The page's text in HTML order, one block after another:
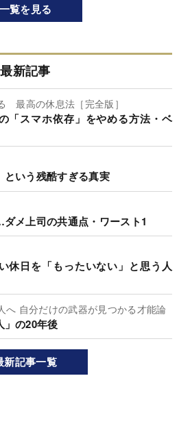
一覧を見る
最新記事
最高の休息法［完全版］
「スマホ依存」をやめる方法・ベ
という残酷すぎる真実
メ上司の共通点・ワースト1
休日を「もったいない」と思う人
へ 自分だけの武器が見つかる才能論
」の20年後
新記事一覧